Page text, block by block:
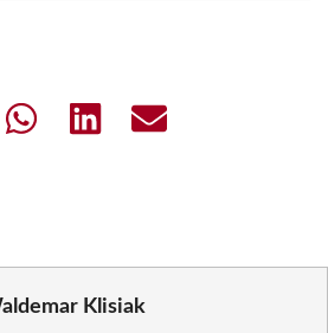
Share
Share
Share
Klisiak